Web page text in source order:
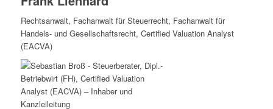
Rechtsanwalt, Fachanwalt für Steuerrecht, Fachanwalt für
Handels- und Gesellschaftsrecht, Certified Valuation Analyst
(EACVA)